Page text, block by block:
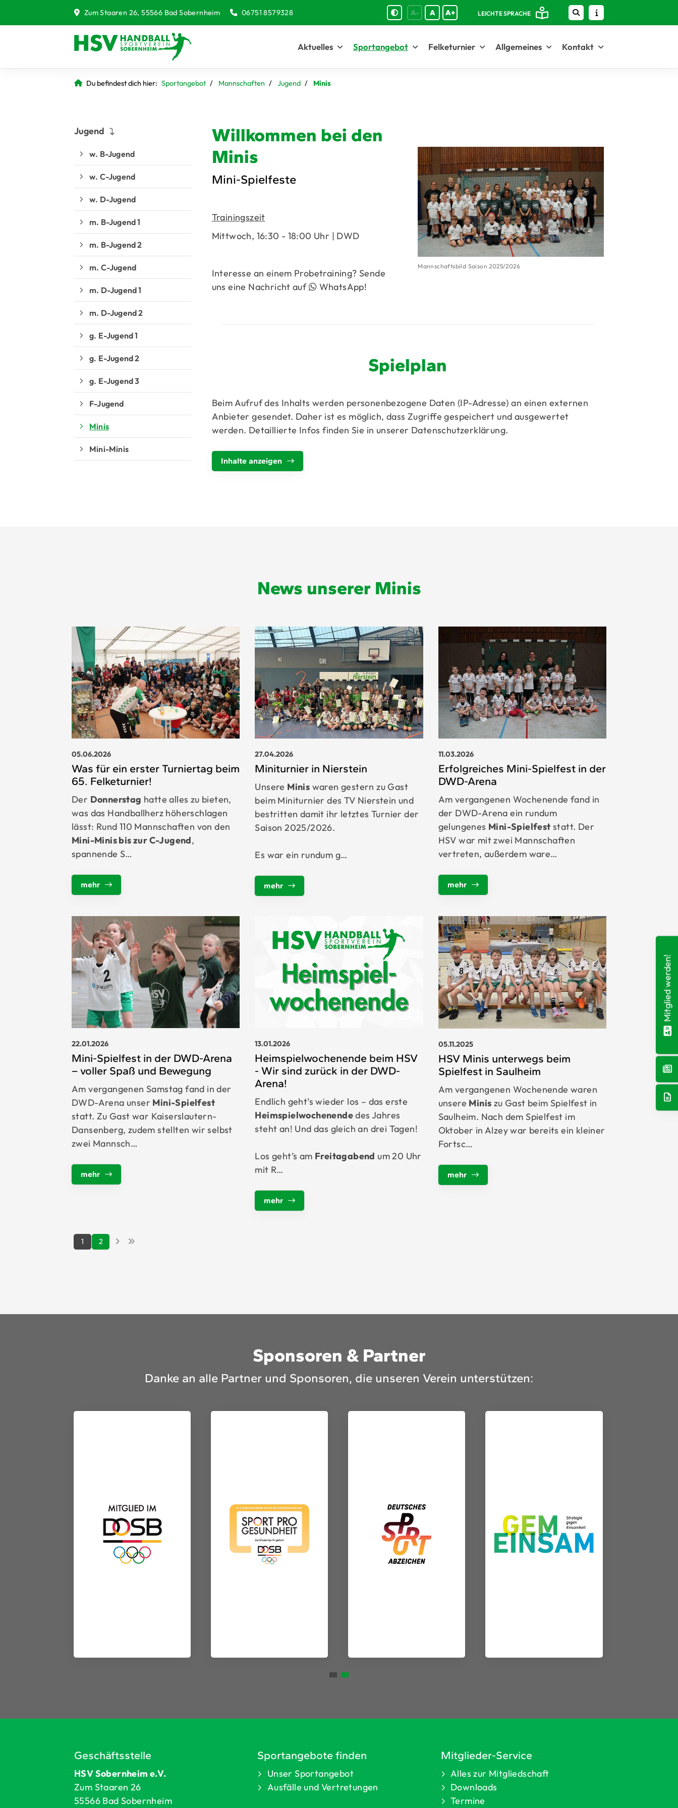
Zum Staaren 26, 55566 Bad Sobernheim 06751 8579328 A- A A+ LEICHTE SPRACHE
Aktuelles Sportangebot Felketurnier Allgemeines Kontakt
Du befindest dich hier: Sportangebot Mannschaften Jugend Minis
Willkommen bei den
Minis
Mini-Spielfeste
Trainingszeit
Mittwoch, 16:30 - 18:00 Uhr | DWD
Interesse an einem Probetraining? Sende
uns eine Nachricht auf
WhatsApp!
Mannschaftsbild Saison 2025/2026
Spielplan
Beim Aufruf des Inhalts werden personenbezogene Daten (IP-Adresse) an einen externen
Anbieter gesendet. Daher ist es möglich, dass Zugriffe gespeichert und ausgewertet
werden. Detaillierte Infos finden Sie in unserer Datenschutzerklärung.
Inhalte anzeigen
Jugend
w. B-Jugend
w. C-Jugend
w. D-Jugend
m. B-Jugend 1
m. B-Jugend 2
m. C-Jugend
m. D-Jugend 1
m. D-Jugend 2
g. E-Jugend 1
g. E-Jugend 2
g. E-Jugend 3
F-Jugend
Minis
Mini-Minis
News unserer Minis
05.06.2026
Was für ein erster Turniertag beim
65. Felketurnier!
Der Donnerstag hatte alles zu bieten,
was das Handballherz höherschlagen
lässt: Rund 110 Mannschaften von den
Mini-Minis bis zur C-Jugend,
spannende S…
mehr
27.04.2026
Miniturnier in Nierstein
Unsere Minis waren gestern zu Gast
beim Miniturnier des TV Nierstein und
bestritten damit ihr letztes Turnier der
Saison 2025/2026.
Es war ein rundum g…
mehr
11.03.2026
Erfolgreiches Mini-Spielfest in der
DWD-Arena
Am vergangenen Wochenende fand in
der DWD-Arena ein rundum
gelungenes Mini-Spielfest statt. Der
HSV war mit zwei Mannschaften
vertreten, außerdem ware…
mehr
22.01.2026
Mini-Spielfest in der DWD-Arena
– voller Spaß und Bewegung
Am vergangenen Samstag fand in der
DWD-Arena unser Mini-Spielfest
statt. Zu Gast war Kaiserslautern-
Dansenberg, zudem stellten wir selbst
zwei Mannsch…
mehr
13.01.2026
Heimspielwochenende beim HSV
- Wir sind zurück in der DWD-
Arena!
Endlich geht’s wieder los – das erste
Heimspielwochenendedes Jahres
steht an! Und das gleich an drei Tagen!
Los geht’s am Freitagabend um 20 Uhr
mit R…
mehr
05.11.2025
HSV Minis unterwegs beim
Spielfest in Saulheim
Am vergangenen Wochenende waren
unsere Minis zu Gast beim Spielfest in
Saulheim. Nach dem Spielfest im
Oktober in Alzey war bereits ein kleiner
Fortsc…
mehr
1 2
Sponsoren & Partner
Danke an alle Partner und Sponsoren, die unseren Verein unterstützen:
Geschäftsstelle
HSV Sobernheim e.V.
Zum Staaren 26
55566 Bad Sobernheim
Sportangebote finden
Unser Sportangebot
Ausfälle und Vertretungen
Mitglieder-Service
Alles zur Mitgliedschaft
Downloads
Termine
Mitglied werden!
Quicklinks
Sportangebote finden
Unser Sportangebot
Mitglieder-Service
Alles zur Mitgliedschaft
Downloads
Geschäftsstelle